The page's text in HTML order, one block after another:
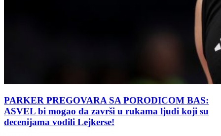
PARKER PREGOVARA SA PORODICOM BAS:
ASVEL bi mogao da završi u rukama ljudi koji su
decenijama vodili Lejkerse!